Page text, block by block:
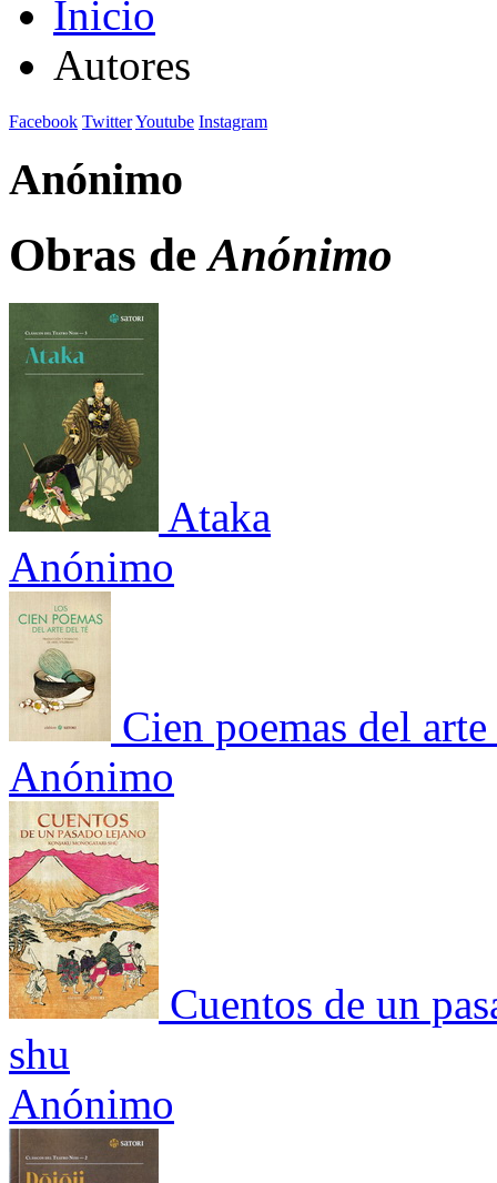
Inicio
Autores
Facebook TwitterYoutube Instagram
Anónimo
Obras deAnónimo
Ataka
Anónimo
Cien poemas del
Anónimo
Cuentos de un
shu
Anónimo